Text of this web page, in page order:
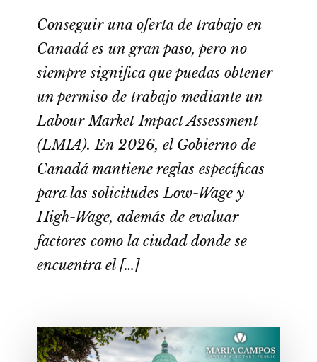
Conseguir una oferta de trabajo en
Canadá es un gran paso, pero no
siempre significa que puedas obtener
un permiso de trabajo mediante un
Labour Market Impact Assessment
(LMIA). En 2026, el Gobierno de
Canadá mantiene reglas específicas
para las solicitudes Low-Wage y
High-Wage, además de evaluar
factores como la ciudad donde se
encuentra el […]